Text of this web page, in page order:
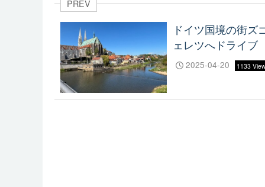
PREV
ドイツ国境の街ズ
ェレツへドライブ
2025-04-20 1133